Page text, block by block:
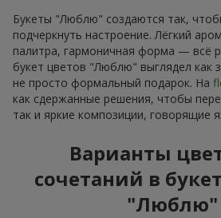
Букеты "Люблю" создаются так,
подчеркнуть настроение. Лёгкий
палитра, гармоничная форма — всё
букет цветов "Люблю" выглядел как
не просто формальный подарок. На
как сдержанные решения, чтобы
так и яркие композиции, говорящие
Варианты
сочетаний в
"Люблю"